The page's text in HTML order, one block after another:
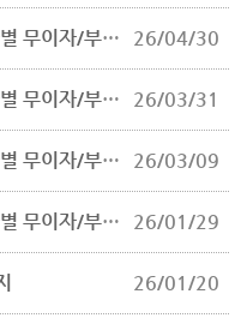
2026년 5월 카드사별 무이자/부분무이자 행사내드립니다. 26/04/30
2026년 4월 카드사별 무이자/부분무이자 행사내드립니다. 26/03/31
2026년 3월 카드사별 무이자/부분무이자 행사 안내드립니다. 26/03/09
2026년 2월 카드사별 무이자/부분무이자 행사 안내드립니다. 26/01/29
26/01/20